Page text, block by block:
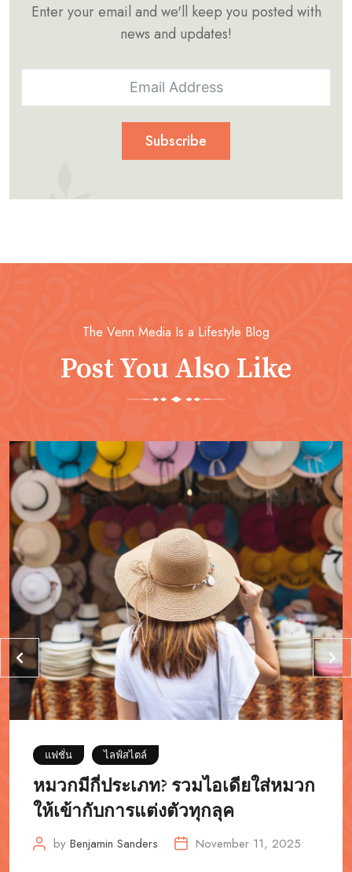
Enter your email and we'll keep you posted with
news and updates!
Subscribe
The Venn Media Is a Lifestyle Blog
Post You Also Like
แฟชั่น ไลฟ์สไตล์
หมวกมีกี่ประเภท? รวมไอเดียใส่หมวก
ให้เข้ากับการแต่งตัวทุกลุค
by Benjamin Sanders November 11, 2025